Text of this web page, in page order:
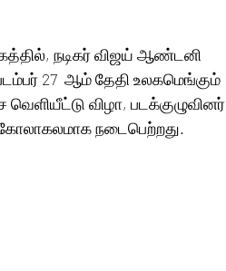
நடிகர் விஜய் ஆண்டனி
27  ஆம் தேதி உலகமெங்கும்
விழா, படக்குழுவினர்
நடைபெற்றது.